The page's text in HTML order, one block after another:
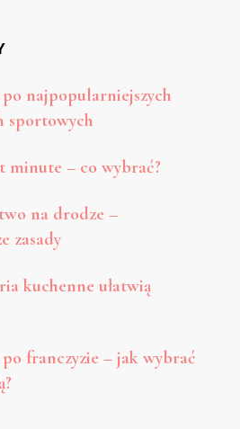
najpopularniejszych
sportowych
minute – co wybrać?
na drodze –
zasady
kuchenne ułatwią
franczyzie – jak wybrać